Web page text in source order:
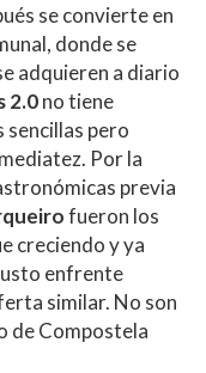
se convierte en
donde se
adquieren a diario
2.0no tiene
sencillas pero
Por la
previa
fueron los
creciendo y ya
enfrente
similar. No son
de Compostela